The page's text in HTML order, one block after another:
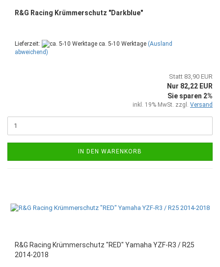
R&G Racing Krümmerschutz "Darkblue"
Lieferzeit: ca. 5-10 Werktage (Ausland
abweichend)
Statt 83,90 EUR
Nur 82,22 EUR
Sie sparen 2%
inkl. 19% MwSt. zzgl. Versand
IN DEN WARENKORB
R&G Racing Krümmerschutz "RED" Yamaha YZF-R3 / R25
2014-2018